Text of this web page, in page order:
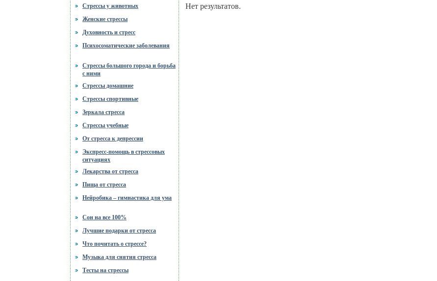
Стрессы у животных
Женские стрессы
Духовность и стресс
Психосоматические заболевания
Стрессы большого города и борьба
с ними
Стрессы домашние
Стрессы спортивные
Зеркала стресса
Стрессы учебные
От стресса к депрессии
Экспресс-помощь в стрессовых
ситуациях
Лекарства от стресса
Пища от стресса
Нейробика – гимнастика для ума
Сон на все 100%
Лучшие подарки от стресса
Что почитать о стрессе?
Музыка для снятия стресса
Тесты на стрессы
Нет результатов.